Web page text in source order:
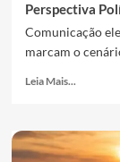
Perspectiva
Comunicação
marcam o
Leia Mais...